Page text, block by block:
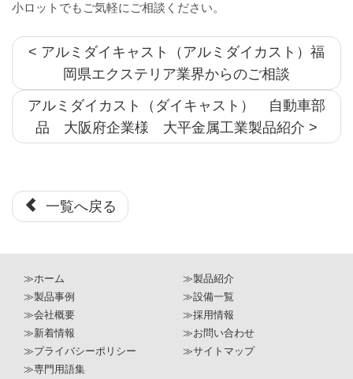
小ロットでもご気軽にご相談ください。
< アルミダイキャスト（アルミダイカスト）福
岡県エクステリア業界からのご相談
アルミダイカスト（ダイキャスト） 自動車部
品 大阪府企業様 大平金属工業製品紹介 >
一覧へ戻る
≫ホーム
≫製品紹介
≫製品事例
≫設備一覧
≫会社概要
≫採用情報
≫新着情報
≫お問い合わせ
≫プライバシーポリシー
≫サイトマップ
≫専門用語集